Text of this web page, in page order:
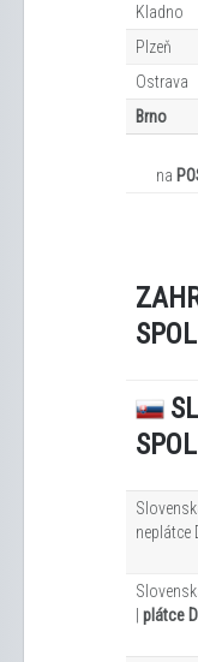
Kladno
Plzeň
Ostrava
Brno
na
neplátce
plátce